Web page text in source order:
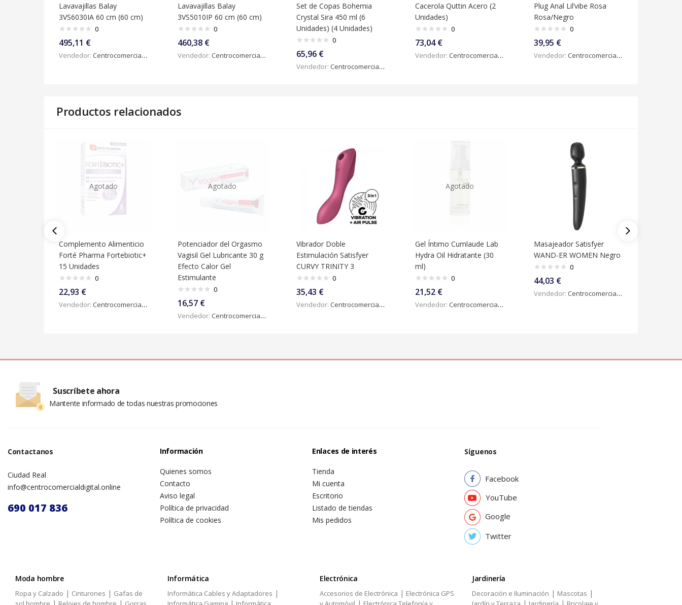
Lavavajillas Balay
3VS6030IA 60 cm (60 cm)
0
495,11 €
Vendedor: Centrocomercialdigital
Lavavajillas Balay
3VS5010IP 60 cm (60 cm)
0
460,38 €
Vendedor: Centrocomercialdigital
Set de Copas Bohemia
Crystal Sira 450 ml (6
Unidades) (4 Unidades)
0
65,96 €
Vendedor: Centrocomercialdigital
Cacerola Quttin Acero (2
Unidades)
0
73,04€
Vendedor: Centrocomercialdigital
Plug Anal Lil’vibe Rosa
Rosa/Negro
0
39,95 €
Vendedor: Centrocomercialdigital
Productos relacionados
Agotado
Complemento Alimenticio
Forté Pharma Fortebiotic+
15 Unidades
0
22,93 €
Vendedor: Centrocomercialdigital
Agotado
Potenciador del Orgasmo
Vagisil Gel Lubricante 30 g
Efecto Calor Gel
Estimulante
0
16,57 €
Vendedor: Centrocomercialdigital
Vibrador Doble
Estimulación Satisfyer
CURVY TRINITY 3
0
35,43 €
Vendedor: Centrocomercialdigital
Agotado
Gel Íntimo Cumlaude Lab
Hydra Oil Hidratante (30
ml)
0
21,52 €
Vendedor: Centrocomercialdigital
Masajeador Satisfyer
WAND-ER WOMEN Negro
0
44,03 €
Vendedor: Centrocomercialdigital
Suscríbete ahora
Mantente informado de todas nuestras promociones
Contactanos
Ciudad Real
info@centrocomercialdigital.online
690 017 836
Información
Quienes somos
Contacto
Aviso legal
Política de privacidad
Política de cookies
Enlaces de interés
Tienda
Mi cuenta
Escritorio
Listado de tiendas
Mis pedidos
Síguenos
Facebook
YouTube
Google
Twitter
Moda hombre
Ropa y Calzado | Cinturones | Gafas de
Informática
Informática Cables y Adaptadores |
Electrónica
Accesorios de Electrónica | Electrónica GPS
Jardinería
Decoración e Iluminación | Mascotas |